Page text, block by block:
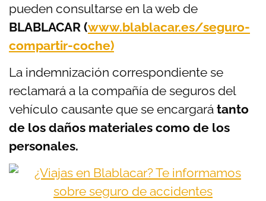
pueden consultarse en la web de
BLABLACAR (www.blablacar.es/seguro-
compartir-coche)
La indemnización correspondiente se
reclamará a la compañía de seguros del
vehículo causante que se encargará tanto
de los daños materiales como de los
personales.